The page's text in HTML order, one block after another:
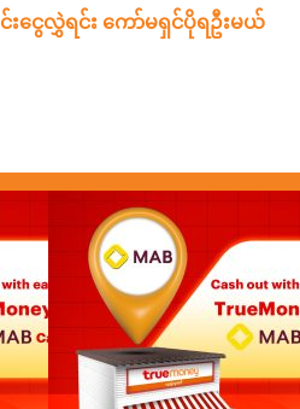
ငွေလွှဲရင်း ကော်မရှင်ပိုရဦးမယ်